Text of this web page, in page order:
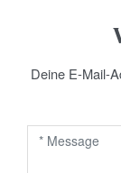
a
s
Deine E-Mail-